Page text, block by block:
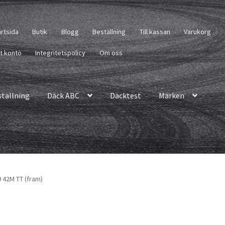
Butik Blogg Beställning Till kassan Varukorg
konto Integritetspolicy Om oss
Däck ABC Däcktest Märken
42M TT (fram)